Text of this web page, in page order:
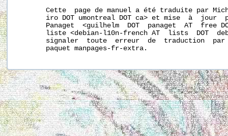
Cette  page de manuel a été traduite par
iro DOT umontreal DOT ca> et mise  à  jour
Panaget  <guilhelm  DOT  panaget  AT  free
liste <debian-l10n-french AT  lists  DOT
signaler  toute  erreur  de  traduction